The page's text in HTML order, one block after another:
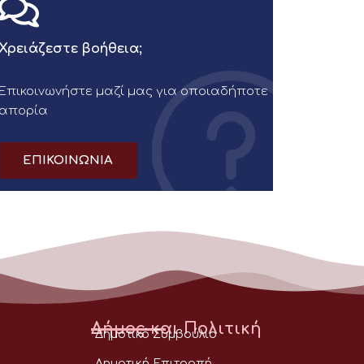
Χρειάζεστε βοήθεια;
Επικοινωνήστε μαζί μας για οποιαδήποτε
απορία
ΕΠΙΚΟΙΝΩΝΙΑ
Δήμος και Πολιτική
Δημοτικό Συμβούλιο